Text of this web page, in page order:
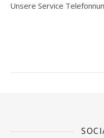
Unsere Service